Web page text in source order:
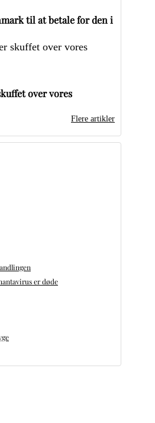
til at betale for den i
over vores
Flere artikler
er døde